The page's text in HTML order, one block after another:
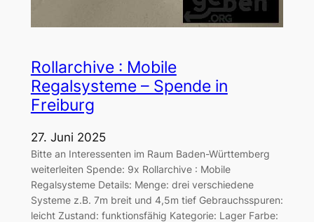
Rollarchive : Mobile
Regalsysteme – Spende in
Freiburg
27. Juni 2025
Bitte an Interessenten im Raum Baden-Württemberg
weiterleiten Spende: 9x Rollarchive : Mobile
Regalsysteme Details: Menge: drei verschiedene
Systeme z.B. 7m breit und 4,5m tief Gebrauchsspuren:
leicht Zustand: funktionsfähig Kategorie: Lager Farbe: